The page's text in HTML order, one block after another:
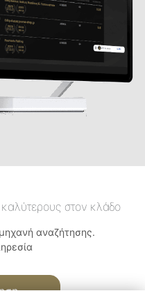
στον κλάδο
αναζήτησης.